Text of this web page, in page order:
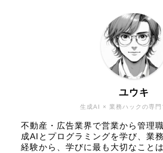
生成AI × 業務ハックの専門
ユウキ
不動産・広告業界で営業から管理
成AIとプログラミングを学び、業
経験から、学びに最も大切なこと